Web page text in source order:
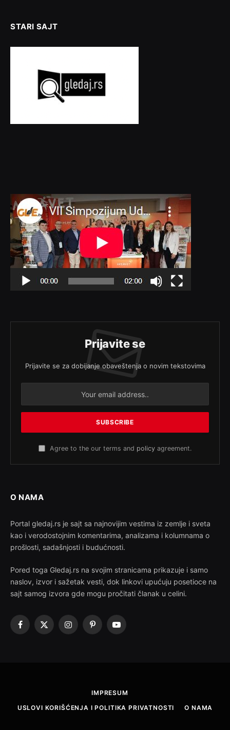
STARI SAJT
Prijavite se
Prijavite se za dobijanje obaveštenja o novim tekstovima
Agree to the our terms and policy agreement.
O NAMA
Portal gledaj.rs je sajt sa najnovijim vestima iz zemlje i sveta
kao i verodostojnim komentarima, analizama i kolumnama o
prošlosti, sadašnjosti i budućnosti.
Pored toga Gledaj.rs na svojim stranicama prikazuje i samo
naslov, izvor i sažetak vesti, dok linkovi upućuju posetioce na
sajt samog izvora gde mogu pročitati članak u celini.
Facebook
X
InstagramPinterestYouTube
IMPRESUM
USLOVI KORIŠĆENJA I POLITIKA PRIVATNOSTI
O NAMA